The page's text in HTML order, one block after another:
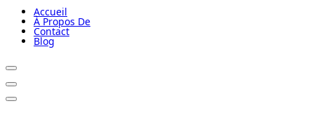
Accueil
À Propos De
Contact
Blog